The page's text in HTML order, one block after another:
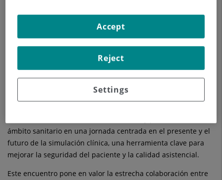
El Hospital Universitari General de Catalunya (HUGC) acogió
ayer en su auditorio la celebración del 10º aniversario del
Centro Integral de Simulación Avanzada (CISA) de UIC
Barcelona, un referente en la formación de profesionales de
la salud a través de metodologías innovadoras y entornos
clínicos simulados.
ámbito sanitario en una jornada centrada en el presente y el
futuro de la simulación clínica, una herramienta clave para
mejorar la seguridad del paciente y la calidad asistencial.
Este encuentro pone en valor la estrecha colaboración entre
Settings
Reject
Accept